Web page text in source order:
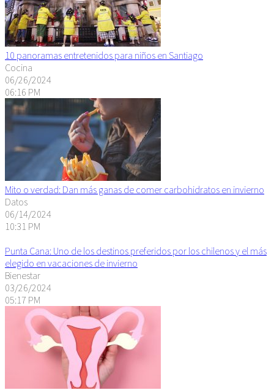
10 panoramas entretenidos para niños en Santiago
Cocina
06/26/2024
06:16 PM
Mito o verdad: Dan más ganas de comer carbohidratos en invierno
Datos
06/14/2024
10:31 PM
Punta Cana: Uno de los destinos preferidos por los chilenos y el más
elegido en vacaciones de invierno
Bienestar
03/26/2024
05:17 PM